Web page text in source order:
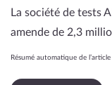
La société de tests
amende de 2,3
Résumé automatique de